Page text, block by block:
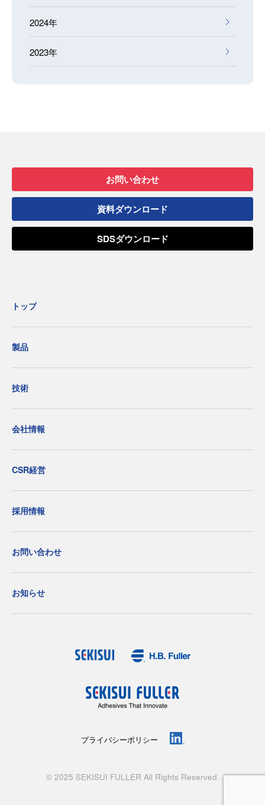
2024年
2023年
お問い合わせ
資料ダウンロード
SDSダウンロード
トップ
製品
技術
会社情報
CSR経営
採用情報
お問い合わせ
お知らせ
プライバシーポリシー
© 2025 SEKISUI FULLER All Rights Reserved.